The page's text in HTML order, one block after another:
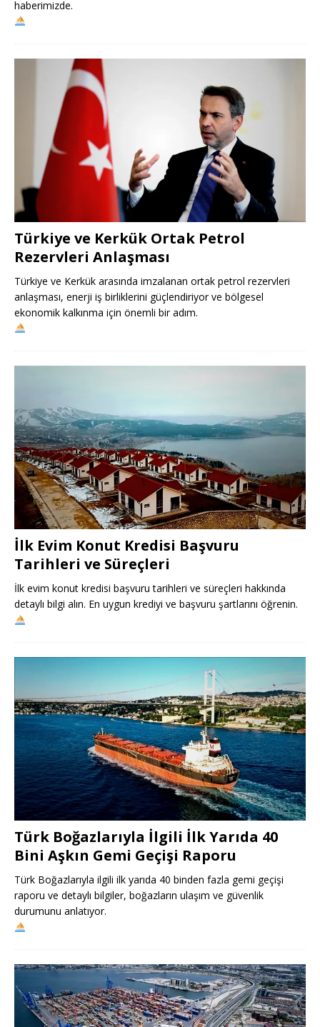
haberimizde.
Türkiye ve Kerkük Ortak Petrol
Rezervleri Anlaşması
Türkiye ve Kerkük arasında imzalanan ortak petrol rezervleri
anlaşması, enerji iş birliklerini güçlendiriyor ve bölgesel
ekonomik kalkınma için önemli bir adım.
İlk Evim Konut Kredisi Başvuru
Tarihleri ve Süreçleri
İlk evim konut kredisi başvuru tarihleri ve süreçleri hakkında
detaylı bilgi alın. En uygun krediyi ve başvuru şartlarını öğrenin.
Türk Boğazlarıyla İlgili İlk Yarıda 40
Bini Aşkın Gemi Geçişi Raporu
Türk Boğazlarıyla ilgili ilk yarıda 40 binden fazla gemi geçişi
raporu ve detaylı bilgiler, boğazların ulaşım ve güvenlik
durumunu anlatıyor.